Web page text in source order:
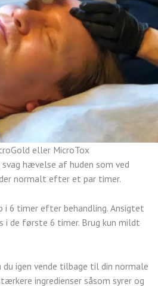
eller MicroTox
hævelse af huden som ved
normalt efter et par timer.
i 6 timer efter behandling. Ansigtet
i de første 6 timer. Brug kun mildt
igen vende tilbage til din normale
ingredienser såsom syrer og